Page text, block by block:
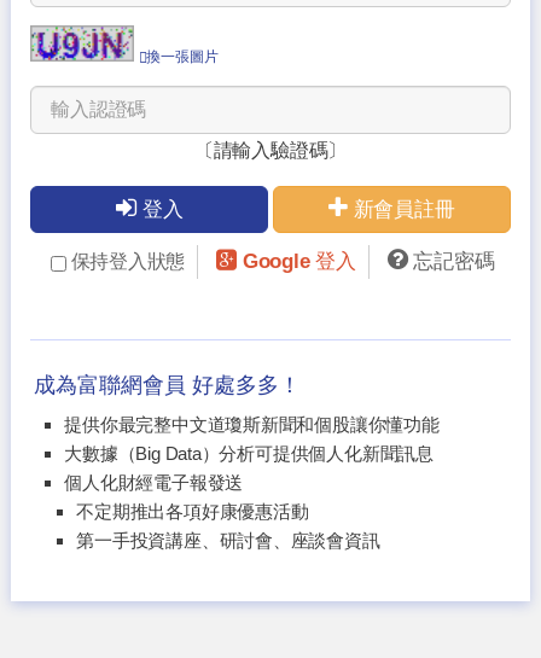
換一張圖片
〔請輸入驗證碼〕
登入 新會員註冊
保持登入狀態 Google 登入 忘記密碼
成為富聯網會員 好處多多！
提供你最完整中文道瓊斯新聞和個股讓你懂功能
大數據（Big Data）分析可提供個人化新聞訊息
個人化財經電子報發送
不定期推出各項好康優惠活動
第一手投資講座、研討會、座談會資訊